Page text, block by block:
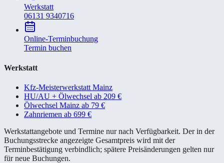
Werkstatt
06131 9340716
Online-Terminbuchung
Termin buchen
Werkstatt
Kfz-Meisterwerkstatt Mainz
HU/AU + Ölwechsel ab 209 €
Ölwechsel Mainz ab 79 €
Zahnriemen ab 699 €
Werkstattangebote und Termine nur nach Verfügbarkeit. Der in der
Buchungsstrecke angezeigte Gesamtpreis wird mit der
Terminbestätigung verbindlich; spätere Preisänderungen gelten nur
für neue Buchungen.